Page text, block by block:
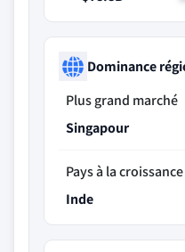
Dominance
Plus grand marché
Singapour
Pays à la
Inde